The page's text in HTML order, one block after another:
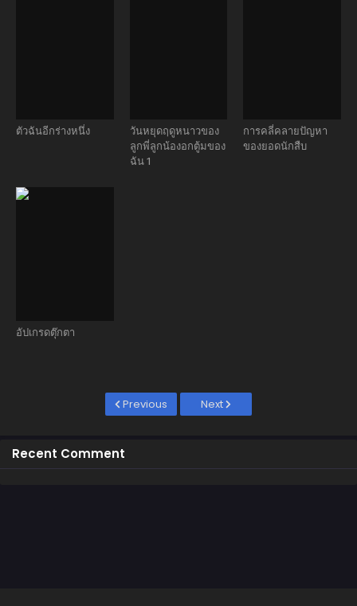
ตัวฉันอีกร่างหนึ่ง
วันหยุดฤดูหนาวของ
ลูกพี่ลูกน้องอกตู้มของ
ฉัน 1
การคลี่คลายปัญหา
ของยอดนักสืบ
อัปเกรดตุ๊กตา
Previous Next
Recent Comment